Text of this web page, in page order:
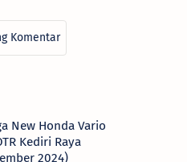
New Honda Vario
Kediri Raya
2024)